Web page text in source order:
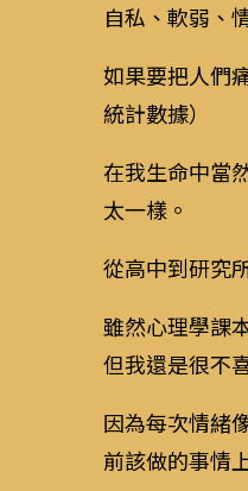
自私、軟弱、
如果要把人們
統計數據）
在我生命中當
太一樣。
從高中到研究
雖然心理學課
但我還是很不
因為每次情緒
前該做的事情